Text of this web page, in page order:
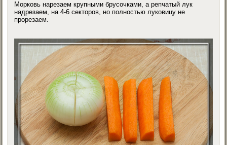
Морковь нарезаем крупными брусочками, а репчатый лук
надрезаем, на 4-6 секторов, но полностью луковицу не
прорезаем.